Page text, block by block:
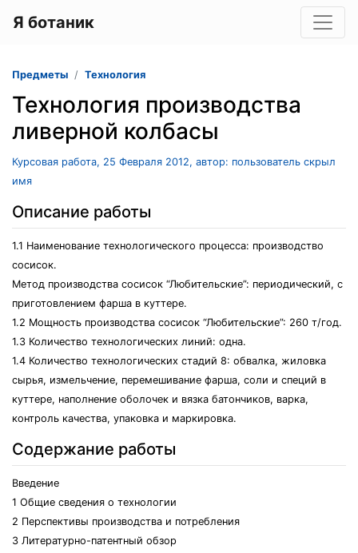
Я ботаник
Предметы Технология
Технология производства
ливерной колбасы
Курсовая работа, 25 Февраля 2012, автор: пользователь скрыл
имя
Описание работы
1.1 Наименование технологического процесса: производство
сосисок.
Метод производства сосисок “Любительские”: периодический, с
приготовлением фарша в куттере.
1.2 Мощность производства сосисок “Любительские”: 260 т/год.
1.3 Количество технологических линий: одна.
1.4 Количество технологических стадий 8: обвалка, жиловка
сырья, измельчение, перемешивание фарша, соли и специй в
куттере, наполнение оболочек и вязка батончиков, варка,
контроль качества, упаковка и маркировка.
Содержание работы
Введение
1 Общие сведения о технологии
2 Перспективы производства и потребления
3 Литературно-патентный обзор